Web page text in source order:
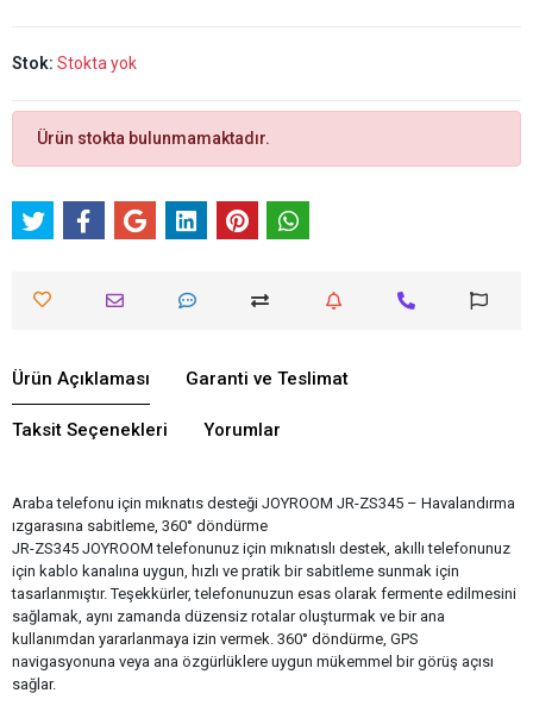
Stok: Stokta yok
Ürün stokta bulunmamaktadır.
Ürün Açıklaması Garanti ve Teslimat
Taksit Seçenekleri Yorumlar
Araba telefonu için mıknatıs desteği JOYROOM JR-ZS345 – Havalandırma
ızgarasına sabitleme, 360° döndürme
JR-ZS345 JOYROOM telefonunuz için mıknatıslı destek, akıllı telefonunuz
için kablo kanalına uygun, hızlı ve pratik bir sabitleme sunmak için
tasarlanmıştır. Teşekkürler, telefonunuzun esas olarak fermente edilmesini
sağlamak, aynı zamanda düzensiz rotalar oluşturmak ve bir ana
kullanımdan yararlanmaya izin vermek. 360° döndürme, GPS
navigasyonuna veya ana özgürlüklere uygun mükemmel bir görüş açısı
sağlar.